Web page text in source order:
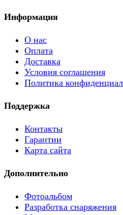
Информация
О нас
Оплата
Доставка
Условия соглашения
Политика
Поддержка
Контакты
Гарантии
Карта сайта
Дополнительно
Фотоальбом
Разработка снаряжения